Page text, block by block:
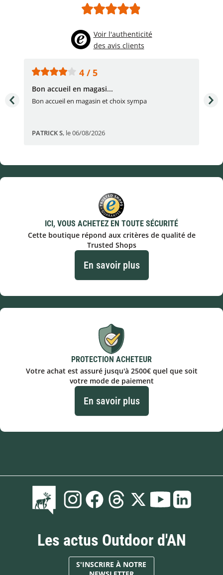
Voir l'authenticité
des avis clients
4 / 5
Bon accueil en magasi...
Bon accueil en magasin et choix sympa
PATRICK S, le 06/08/2026
ICI, VOUS ACHETEZ EN TOUTE SÉCURITÉ
Cette boutique répond aux critères de qualité de
Trusted Shops
En savoir plus
PROTECTION ACHETEUR
Votre achat est assuré jusqu'à 2500€ quel que soit
votre mode de paiement
En savoir plus
Les actus Outdoor d'AN
S'INSCRIRE À NOTRE